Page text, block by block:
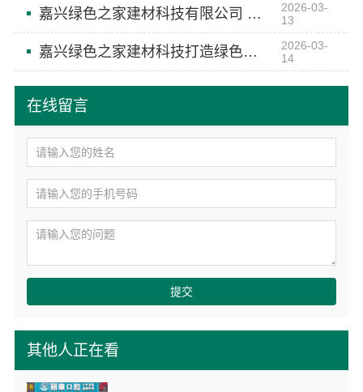
其他人正在看
在线留言
提交
嘉兴绿色之家建材科技有限公司 绿色未来 由家开始 定制升级
2026-03-
13
嘉兴绿色之家建材科技打造绿色空间美学
2026-03-
14